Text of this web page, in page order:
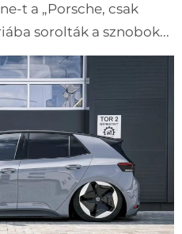
t a „Porsche, csak
sorolták a sznobok...